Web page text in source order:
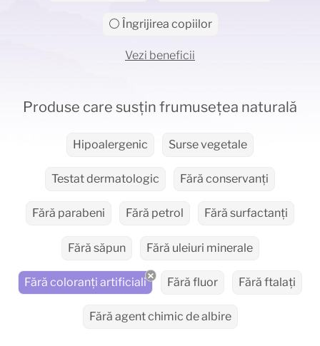
⚪ Îngrijirea copiilor
Vezi beneficii
Produse care susțin frumusețea naturală
Hipoalergenic Surse vegetale
Testat dermatologic Fără conservanți
Fără parabeni Fără petrol Fără surfactanți
Fără săpun Fără uleiuri minerale
Fără coloranți artificiali Fără fluor Fără ftalați
Fără agent chimic de albire